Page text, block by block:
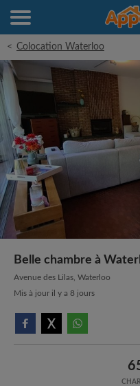
< Colocation Waterloo
Belle chambre à
Avenue des Lilas, Waterloo
Mis à jour il y a 8 jours